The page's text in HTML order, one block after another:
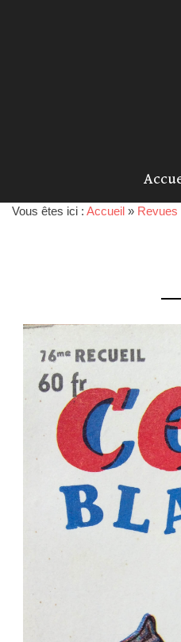
Vous êtes ici : Accueil » Revues